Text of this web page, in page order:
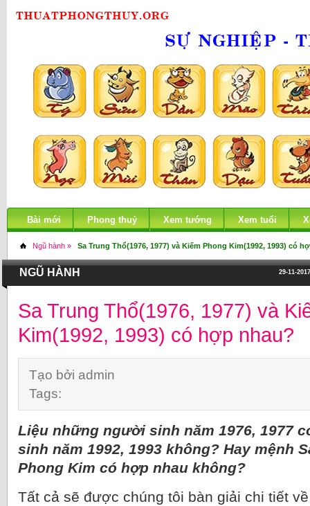
Bài mới Phong thuỷ Xem tướng Xem tuổi
Ngũ hành » Sa Trung Thổ(1976, 1977) và Kiếm Phong Kim(1992, 1993) có
29-11-
NGŨ HÀNH
Sa Trung Thổ(1976, 1977) và
Kim(1992, 1993) có hợp nhau?
Tạo bởi admin
Tags:
Liệu những người sinh năm 1976, 1977
sinh năm 1992, 1993 không? Hay mệnh
Phong Kim có hợp nhau không?
Tất cả sẽ được chúng tôi bàn giải chi tiết